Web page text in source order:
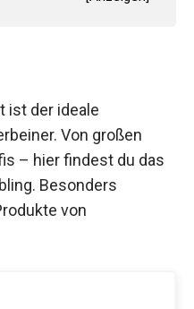
ist der ideale
Von großen
– hier findest du das
Besonders
von